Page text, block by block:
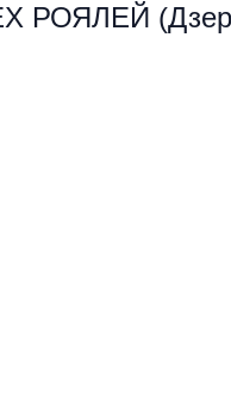
РОЯЛЕЙ